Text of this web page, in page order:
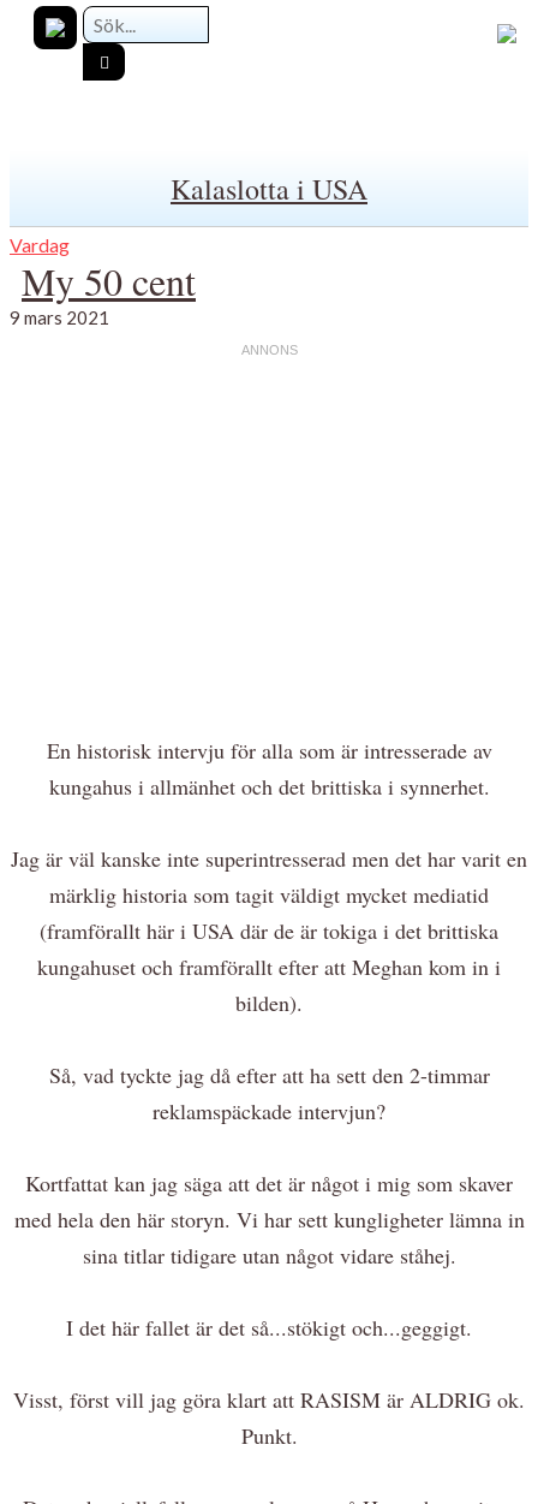
Kalaslotta i USA
Vardag
My 50 cent
9 mars 2021
En historisk intervju för alla som är intresserade av
kungahus i allmänhet och det brittiska i synnerhet.
Jag är väl kanske inte superintresserad men det har varit en
märklig historia som tagit väldigt mycket mediatid
(framförallt här i USA där de är tokiga i det brittiska
kungahuset och framförallt efter att Meghan kom in i
bilden).
Så, vad tyckte jag då efter att ha sett den 2-timmar
reklamspäckade intervjun?
Kortfattat kan jag säga att det är något i mig som skaver
med hela den här storyn. Vi har sett kungligheter lämna in
sina titlar tidigare utan något vidare ståhej.
I det här fallet är det så...stökigt och...geggigt.
Visst, först vill jag göra klart att RASISM är ALDRIG ok.
Punkt.